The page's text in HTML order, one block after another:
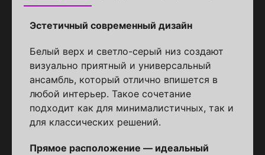
Эстетичный современный дизайн
Белый верх и светло-серый низ создают
визуально приятный и универсальный
ансамбль, который отлично впишется в
любой интерьер. Такое сочетание
подходит как для минималистичных, так и
для классических решений.
Прямое расположение — идеальный